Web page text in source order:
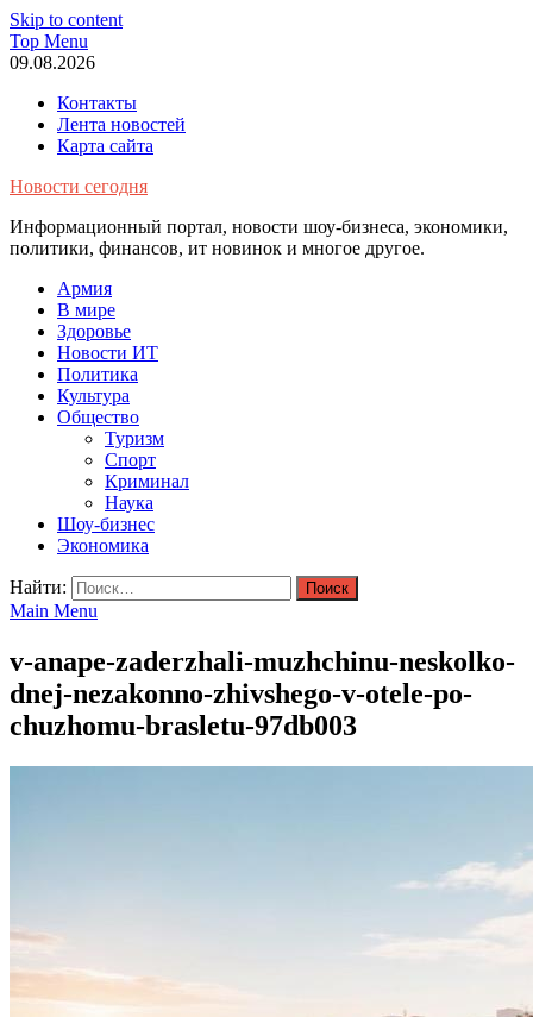
Skip to content
Top Menu
09.08.2026
Контакты
Лента новостей
Карта сайта
Новости сегодня
Информационный портал, новости шоу-бизнеса, экономики,
политики, финансов, ит новинок и многое другое.
Армия
В мире
Здоровье
Новости ИТ
Политика
Культура
Общество
Туризм
Спорт
Криминал
Наука
Шоу-бизнес
Экономика
Найти:
Main Menu
v-anape-zaderzhali-muzhchinu-neskolko-
dnej-nezakonno-zhivshego-v-otele-po-
chuzhomu-brasletu-97db003